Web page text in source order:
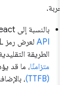
بالنسبة إلى React، عليك الاستفادة من
الطريقة
متزامنًا، ما قد يؤدي
، بالإضافة